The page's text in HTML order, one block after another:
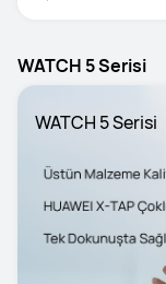
WATCH 5 Serisi
WATCH 5 Serisi